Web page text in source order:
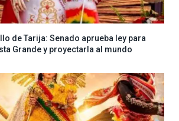
de Tarija: Senado aprueba ley para
Grande y proyectarla al mundo